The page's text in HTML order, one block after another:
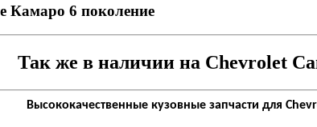
Камаро 6 поколение
Так же в наличии на Chevrolet
Высококачественные кузовные запчасти для